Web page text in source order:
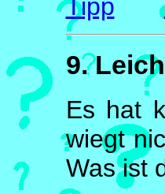
Tipp
9.
Es hat
wiegt
Was ist